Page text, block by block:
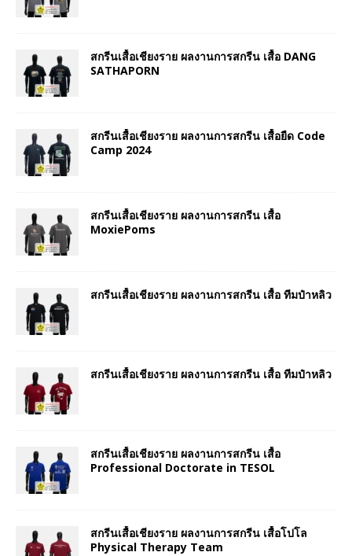
สกรีนเสื้อเชียงราย ผลงานการสกรีน เสื้อ DANG
SATHAPORN
สกรีนเสื้อเชียงราย ผลงานการสกรีน เสื้อยืด Code
Camp 2024
สกรีนเสื้อเชียงราย ผลงานการสกรีน เสื้อ
MoxiePoms
สกรีนเสื้อเชียงราย ผลงานการสกรีน เสื้อ ทีมป๋าหลิว
สกรีนเสื้อเชียงราย ผลงานการสกรีน เสื้อ ทีมป๋าหลิว
สกรีนเสื้อเชียงราย ผลงานการสกรีน เสื้อ
Professional Doctorate in TESOL
สกรีนเสื้อเชียงราย ผลงานการสกรีน เสื้อโปโล
Physical Therapy Team